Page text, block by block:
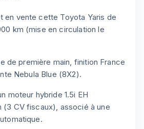
en vente cette Toyota Yaris de
km (mise en circulation le
de première main, finition France
Nebula Blue (8X2).
moteur hybride 1.5i EH
(3 CV fiscaux), associé à une